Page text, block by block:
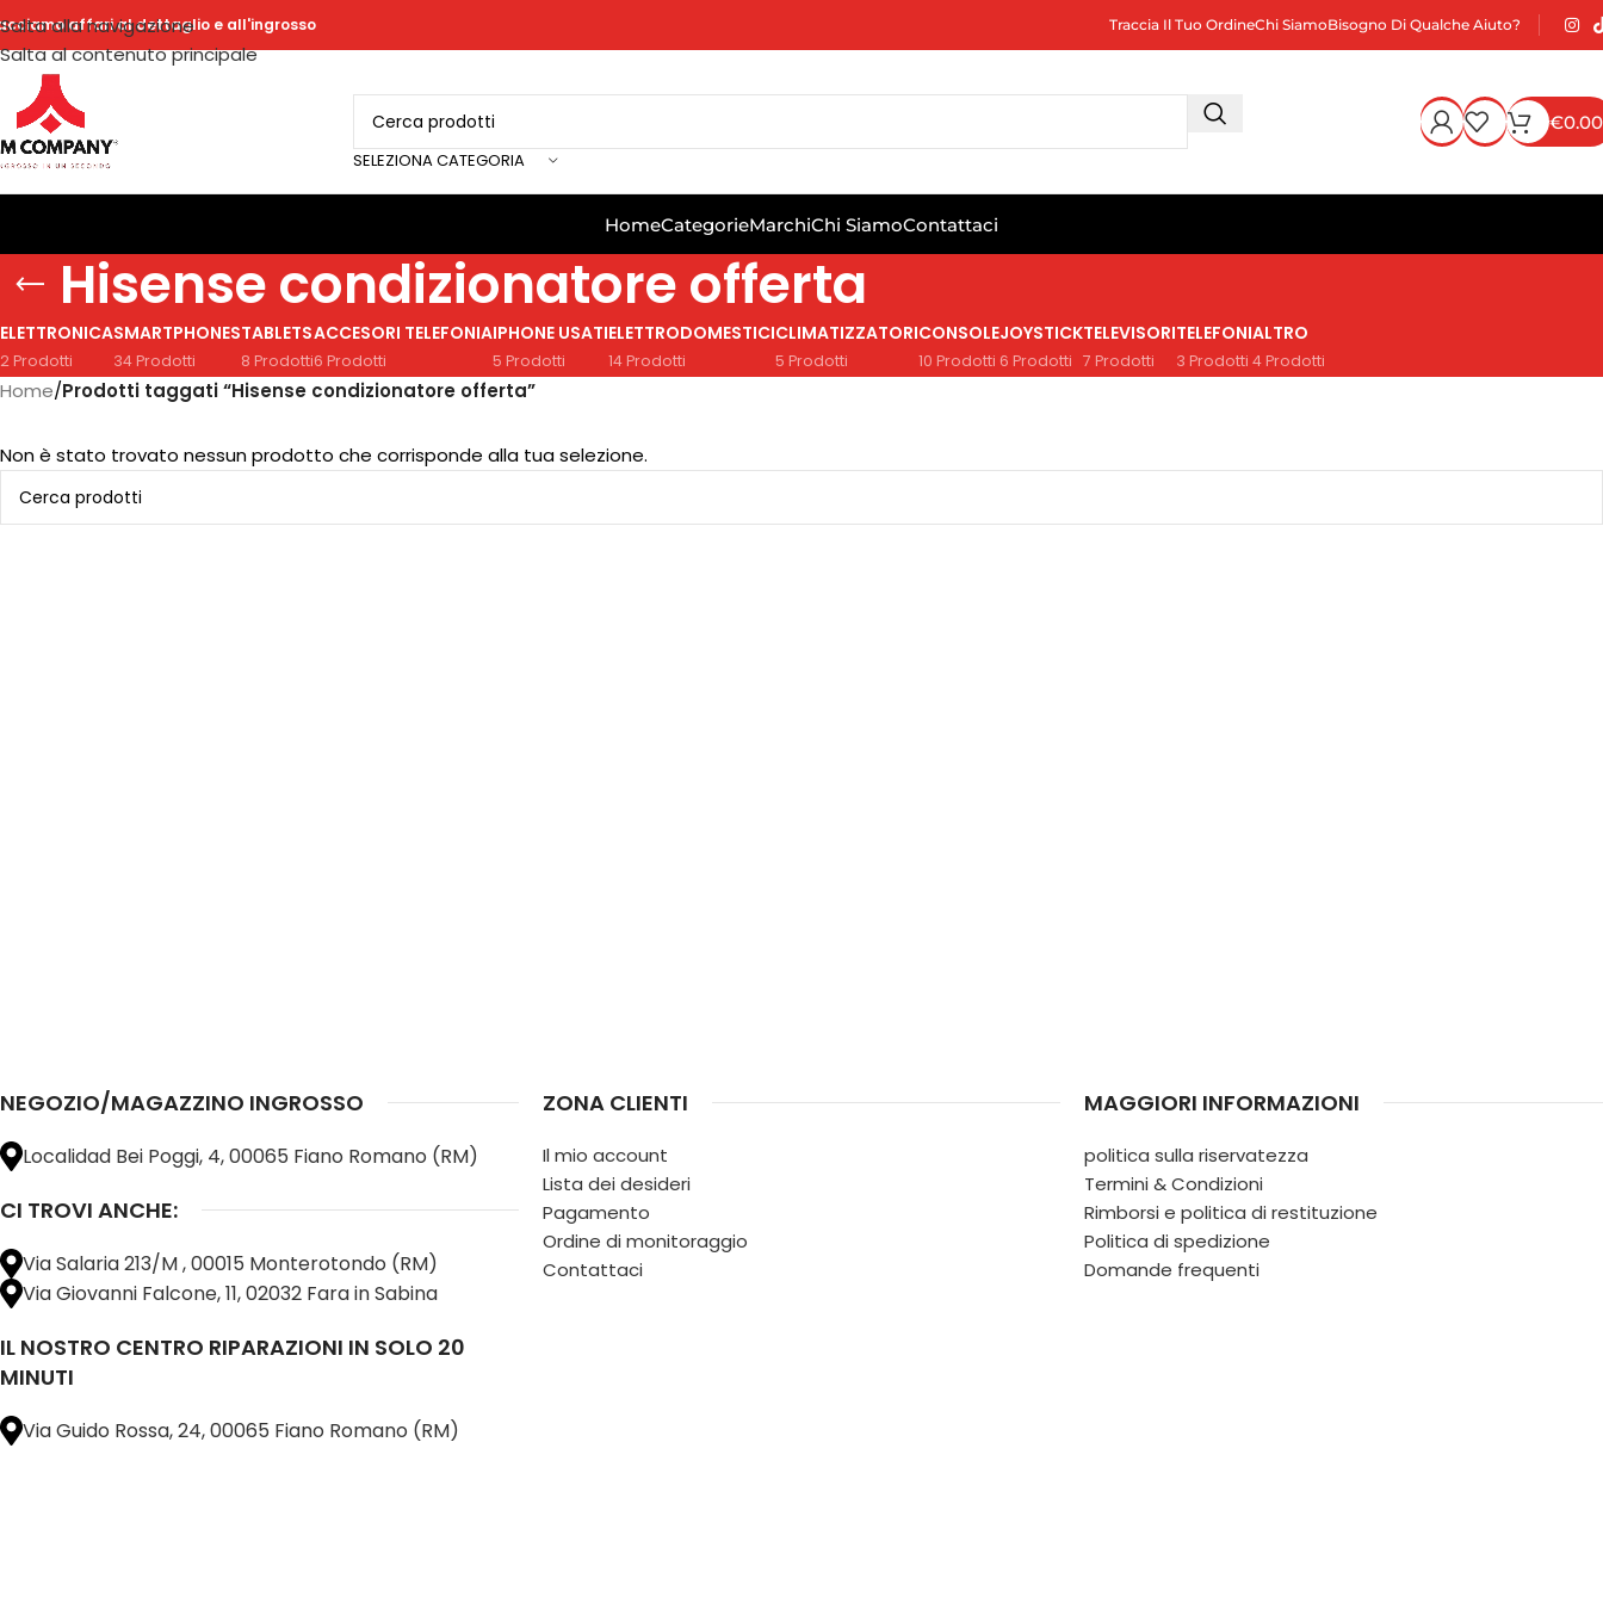
Salta alla navigazione
Salta al contenuto principale
affari al dettaglio e all'ingrosso Traccia Il Tuo OrdineChi SiamoBisogno Di Qualche Aiuto?
SELEZIONA CATEGORIA
€0.00
HomeCategorieMarchiChi SiamoContattaci
Hisense condizionatore offerta
ELETTRONICA
2 Prodotti
SMARTPHONES
34 Prodotti
TABLETS
8 Prodotti
ACCESORI TELEFONIA
6 Prodotti
IPHONE USATI
5 Prodotti
ELETTRODOMESTICI
14 Prodotti
CLIMATIZZATORI
5 Prodotti
CONSOLE
10 Prodotti
JOYSTICK
6 Prodotti
TELEVISORI
7 Prodotti
TELEFONI
3 Prodotti
ALTRO
4 Prodotti
Home/Prodotti taggati “Hisense condizionatore offerta”
Non è stato trovato nessun prodotto che corrisponde alla tua selezione.
NEGOZIO/MAGAZZINO INGROSSO
Localidad Bei Poggi, 4, 00065 Fiano Romano (RM)
CI TROVI ANCHE:
Via Salaria 213/M , 00015 Monterotondo (RM)
Via Giovanni Falcone, 11, 02032 Fara in Sabina
IL NOSTRO CENTRO RIPARAZIONI IN SOLO 20
MINUTI
Via Guido Rossa, 24, 00065 Fiano Romano (RM)
ZONA CLIENTI
Il mio account
Lista dei desideri
Pagamento
Ordine di monitoraggio
Contattaci
MAGGIORI INFORMAZIONI
politica sulla riservatezza
Termini & Condizioni
Rimborsi e politica di restituzione
Politica di spedizione
Domande frequenti